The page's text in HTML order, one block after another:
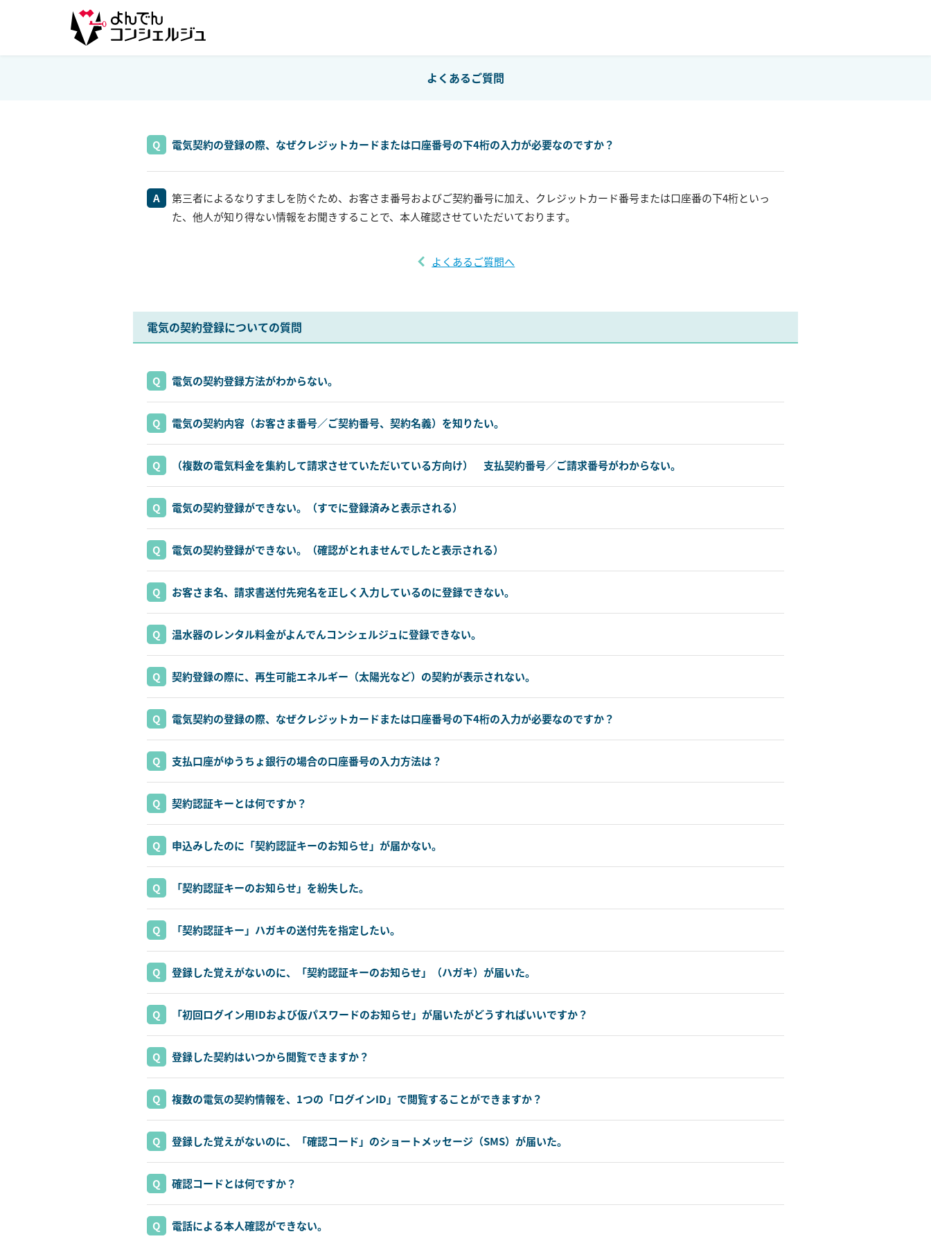
よくあるご質問
電気契約の登録の際、なぜクレジットカードまたは口座番号の下4桁の入力が必要なのですか？
第三者によるなりすましを防ぐため、お客さま番号およびご契約番号に加え、クレジットカード番号または口座番の下4桁といっ
た、他人が知り得ない情報をお聞きすることで、本人確認させていただいております。
よくあるご質問へ
電気の契約登録についての質問
電気の契約登録方法がわからない。
電気の契約内容（お客さま番号／ご契約番号、契約名義）を知りたい。
（複数の電気料金を集約して請求させていただいている方向け） 支払契約番号／ご請求番号がわからない。
電気の契約登録ができない。（すでに登録済みと表示される）
電気の契約登録ができない。（確認がとれませんでしたと表示される）
お客さま名、請求書送付先宛名を正しく入力しているのに登録できない。
温水器のレンタル料金がよんでんコンシェルジュに登録できない。
契約登録の際に、再生可能エネルギー（太陽光など）の契約が表示されない。
電気契約の登録の際、なぜクレジットカードまたは口座番号の下4桁の入力が必要なのですか？
支払口座がゆうちょ銀行の場合の口座番号の入力方法は？
契約認証キーとは何ですか？
申込みしたのに「契約認証キーのお知らせ」が届かない。
「契約認証キーのお知らせ」を紛失した。
「契約認証キー」ハガキの送付先を指定したい。
登録した覚えがないのに、「契約認証キーのお知らせ」（ハガキ）が届いた。
「初回ログイン用IDおよび仮パスワードのお知らせ」が届いたがどうすればいいですか？
登録した契約はいつから閲覧できますか？
複数の電気の契約情報を、1つの「ログインID」で閲覧することができますか？
登録した覚えがないのに、「確認コード」のショートメッセージ（SMS）が届いた。
確認コードとは何ですか？
電話による本人確認ができない。